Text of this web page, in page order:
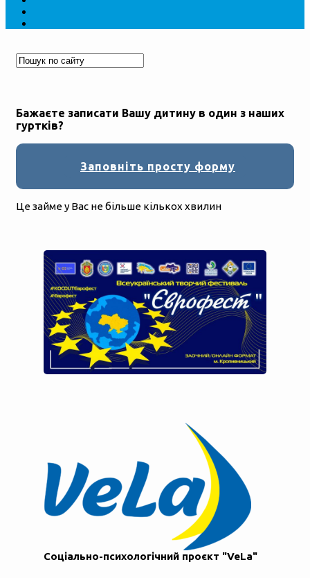
Бажаєте записати Вашу дитину в один з наших
гуртків?
Заповніть просту форму
Це займе у Вас не більше кількох хвилин
Соціально-психологічний проєкт "VeLa"